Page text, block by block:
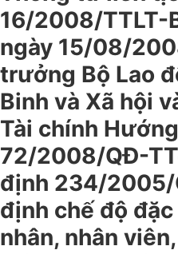
16/2008/TTLT-
ngày 15/08/
trưởng Bộ Lao
Binh và Xã hội
Tài chính
72/2008/QĐ-
định 234/
định chế độ
nhân, nhân